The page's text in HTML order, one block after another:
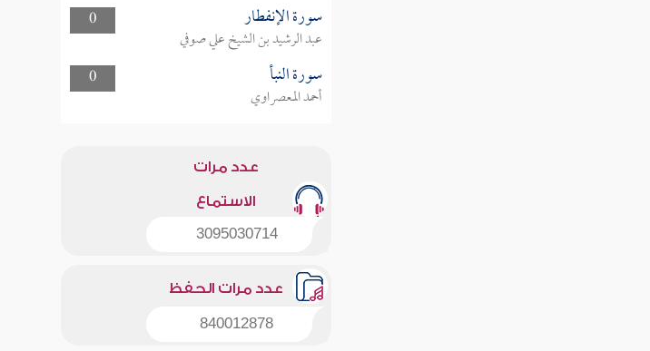
0
سورة الإنفطار
عبد الرشيد بن الشيخ علي صوفي
0
سورة النبأ
أحمد المعصراوي
عدد مرات
الاستماع
3095030714
عدد مرات الحفظ
840012878